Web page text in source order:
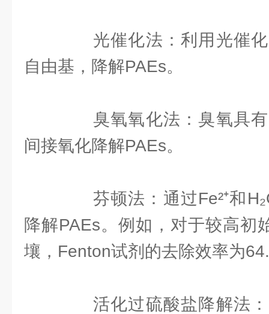
光催化法：利用光催化
自由基，降解PAEs。
臭氧氧化法：臭氧具有
间接氧化降解PAEs。
芬顿法：通过Fe²⁺和
降解PAEs。例如，对于较高初
壤，Fenton试剂的去除效率为
活化过硫酸盐降解法：